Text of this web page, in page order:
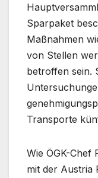
Sparpaket
Maßnahmen
von Stellen
betroffen sein.
Transporte
Wie ÖGK-Chef
mit der Austria